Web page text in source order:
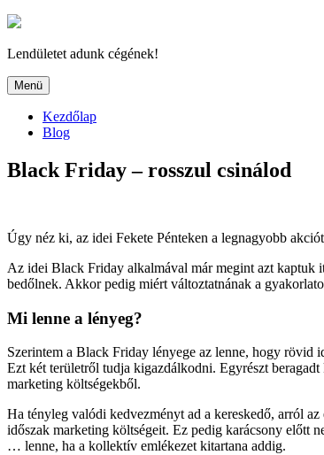
Tartalomhoz
Lendületet adunk cégének!
Menü
Kezdőlap
Blog
Black Friday – rosszul csinálod
Úgy néz ki, az idei Fekete Pénteken a legnagyobb
Az idei Black Friday alkalmával már megint azt kaptuk
bedőlnek. Akkor pedig miért változtatnának a
Mi lenne a lényeg?
Szerintem a Black Friday lényege az lenne, hogy rövid
Ezt két területről tudja kigazdálkodni. Egyrészt
marketing költségekből.
Ha tényleg valódi kedvezményt ad a kereskedő, arról
időszak marketing költségeit. Ez pedig karácsony előtt
… lenne, ha a kollektív emlékezet kitartana addig.